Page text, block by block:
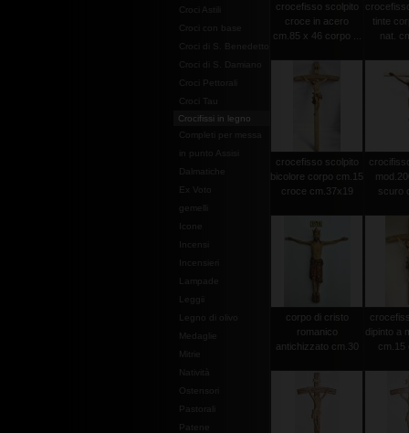
Croci Astili
Croci con base
Croci di S. Benedetto
Croci di S. Damiano
Croci Pettorali
Croci Tau
Crocifissi in legno
Completi per messa
in punto Assisi
Dalmatiche
Ex Voto
gemelli
Leggii
Legno di olivo
Medaglie
Mitrie
Natività
Ostensori
Pastorali
Patene
crocefisso scolpito
croce in acero
cm.85 x 46 corpo ...
tinte
nat.
crocefisso scolpito
bicolore corpo cm.15
croce cm.37x19
scuro
corpo di cristo
romanico
antichizzato cm.30
dipinto a
cm.15